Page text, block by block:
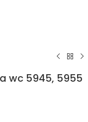
wc 5945, 5955